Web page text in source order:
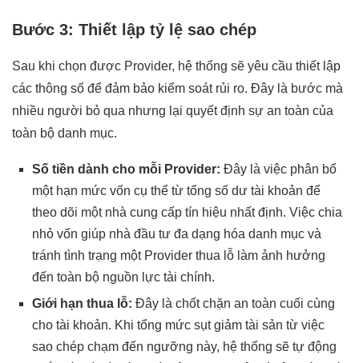
Bước 3: Thiết lập tỷ lệ sao chép
Sau khi chọn được Provider, hệ thống sẽ yêu cầu thiết lập
các thông số để đảm bảo kiểm soát rủi ro. Đây là bước mà
nhiều người bỏ qua nhưng lại quyết định sự an toàn của
toàn bộ danh mục.
Số tiền dành cho mỗi Provider: Đây là việc phân bổ
một hạn mức vốn cụ thể từ tổng số dư tài khoản để
theo dõi một nhà cung cấp tín hiệu nhất định. Việc chia
nhỏ vốn giúp nhà đầu tư đa dạng hóa danh mục và
tránh tình trạng một Provider thua lỗ làm ảnh hưởng
đến toàn bộ nguồn lực tài chính.
Giới hạn thua lỗ: Đây là chốt chặn an toàn cuối cùng
cho tài khoản. Khi tổng mức sụt giảm tài sản từ việc
sao chép chạm đến ngưỡng này, hệ thống sẽ tự động